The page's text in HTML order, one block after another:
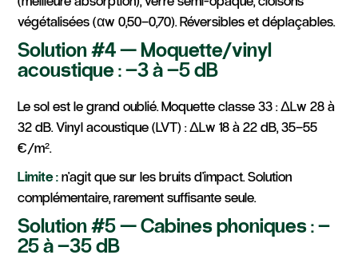
végétalisées (αw 0,50–0,70). Réversibles et déplaçables.
Solution #4 — Moquette/vinyl
acoustique : –3 à –5 dB
Le sol est le grand oublié. Moquette classe 33 : ΔLw 28 à
32 dB. Vinyl acoustique (LVT) : ΔLw 18 à 22 dB, 35–55
€/m².
Limite :n'agit que sur les bruits d'impact. Solution
complémentaire, rarement suffisante seule.
Solution #5 — Cabines phoniques : –
25 à –35 dB